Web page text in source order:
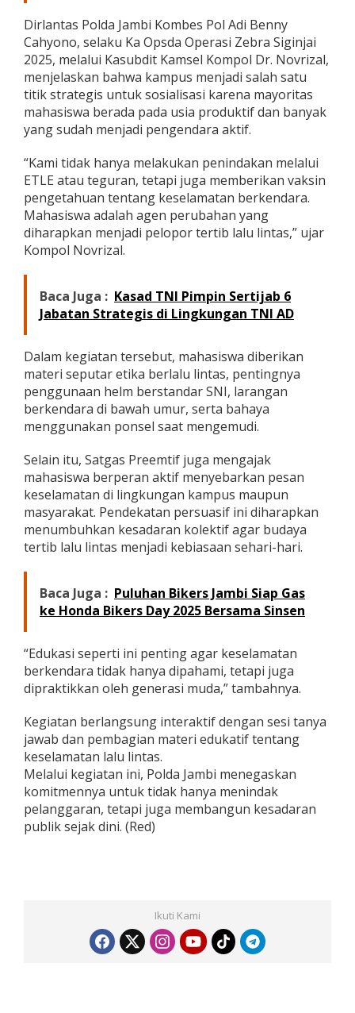
S
i
g
i
n
a
i
2
5
S
o
s
i
a
s
a
k
a
n
T
e
r
i
b
B
e
r
l
a
l
i
n
s
Dirlantas Polda Jambi Kombes Pol Adi Benny
Cahyono, selaku Ka Opsda Operasi Zebra Siginjai
2025, melalui Kasubdit Kamsel Kompol Dr. Novrizal,
menjelaskan bahwa kampus menjadi salah satu
titik strategis untuk sosialisasi karena mayoritas
mahasiswa berada pada usia produktif dan banyak
yang sudah menjadi pengendara aktif.
“Kami tidak hanya melakukan penindakan melalui
ETLE atau teguran, tetapi juga memberikan vaksin
pengetahuan tentang keselamatan berkendara.
Mahasiswa adalah agen perubahan yang
diharapkan menjadi pelopor tertib lalu lintas,” ujar
Kompol Novrizal.
Baca Juga : Kasad TNI Pimpin Sertijab 6
Jabatan Strategis di Lingkungan TNI AD
Dalam kegiatan tersebut, mahasiswa diberikan
materi seputar etika berlalu lintas, pentingnya
penggunaan helm berstandar SNI, larangan
berkendara di bawah umur, serta bahaya
menggunakan ponsel saat mengemudi.
Selain itu, Satgas Preemtif juga mengajak
mahasiswa berperan aktif menyebarkan pesan
keselamatan di lingkungan kampus maupun
masyarakat. Pendekatan persuasif ini diharapkan
menumbuhkan kesadaran kolektif agar budaya
tertib lalu lintas menjadi kebiasaan sehari-hari.
Baca Juga : Puluhan Bikers Jambi Siap Gas
ke Honda Bikers Day 2025 Bersama Sinsen
“Edukasi seperti ini penting agar keselamatan
berkendara tidak hanya dipahami, tetapi juga
dipraktikkan oleh generasi muda,” tambahnya.
Kegiatan berlangsung interaktif dengan sesi tanya
jawab dan pembagian materi edukatif tentang
keselamatan lalu lintas.
Melalui kegiatan ini, Polda Jambi menegaskan
komitmennya untuk tidak hanya menindak
pelanggaran, tetapi juga membangun kesadaran
publik sejak dini. (Red)
Ikuti Kami